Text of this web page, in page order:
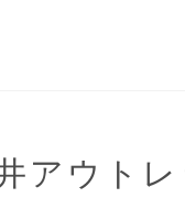
井アウト